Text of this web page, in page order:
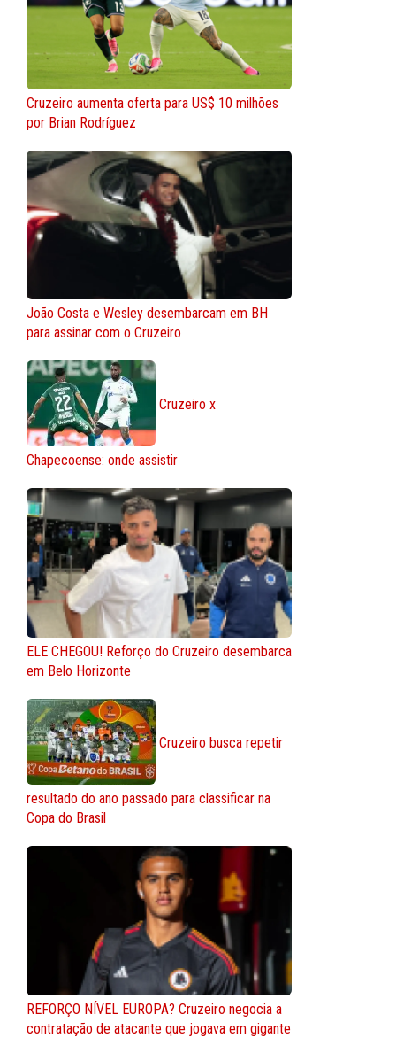
Cruzeiro aumenta oferta para US$ 10 milhões
por Brian Rodríguez
João Costa e Wesley desembarcam em BH
para assinar com o Cruzeiro
Cruzeiro x
Chapecoense: onde assistir
ELE CHEGOU! Reforço do Cruzeiro desembarca
em Belo Horizonte
Cruzeiro busca repetir
resultado do ano passado para classificar na
Copa do Brasil
REFORÇO NÍVEL EUROPA? Cruzeiro negocia a
contratação de atacante que jogava em gigante